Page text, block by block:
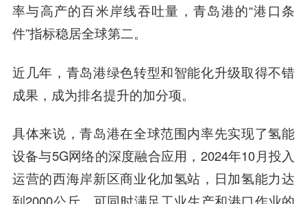
率与高产的百米岸线吞吐量，青岛港的“港口条
件”指标稳居全球第二。
近几年，青岛港绿色转型和智能化升级取得不错
成果，成为排名提升的加分项。
具体来说，青岛港在全球范围内率先实现了氢能
设备与5G网络的深度融合应用，2024年10月投入
运营的西海岸新区商业化加氢站，日加氢能力达